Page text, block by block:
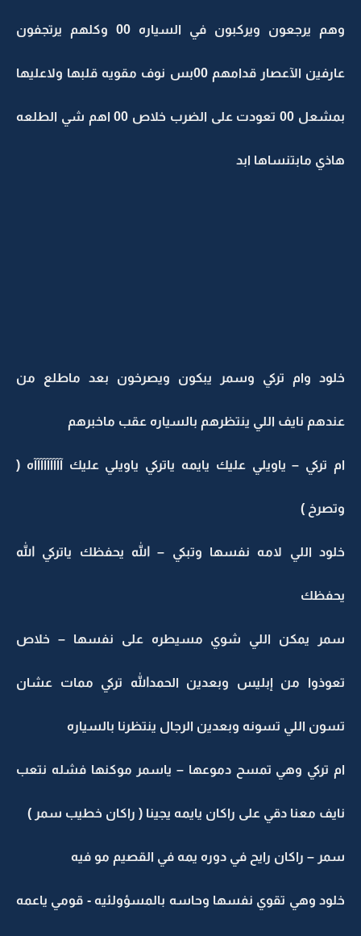
وهم يرجعون ويركبون في السياره 00 وكلهم يرتجفون
عارفين الآعصار قدامهم 00بس نوف مقويه قلبها ولاعليها
بمشعل 00 تعودت على الضرب خلاص 00 اهم شي الطلعه
هاذي مابتنساها ابد
خلود وام تركي وسمر يبكون ويصرخون بعد ماطلع من
عندهم نايف اللي ينتظرهم بالسياره عقب ماخبرهم
ام تركي – ياويلي عليك يايمه ياتركي ياويلي عليك آآآآآآآآآه (
وتصرخ )
خلود اللي لامه نفسها وتبكي – الله يحفظك ياتركي الله
يحفظك
سمر يمكن اللي شوي مسيطره على نفسها – خلاص
تعوذوا من إبليس وبعدين الحمدالله تركي ممات عشان
تسون اللي تسونه وبعدين الرجال ينتظرنا بالسياره
ام تركي وهي تمسح دموعها – ياسمر موكنها فشله نتعب
نايف معنا دقي على راكان يايمه يجينا ( راكان خطيب سمر )
سمر – راكان رايح في دوره يمه في القصيم مو فيه
خلود وهي تقوي نفسها وحاسه بالمسؤولئيه - قومي ياعمه